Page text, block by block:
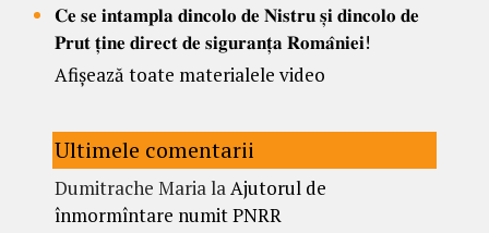
𝐂𝐞 𝐬𝐞 𝐢𝐧𝐭𝐚𝐦𝐩𝐥𝐚 𝐝𝐢𝐧𝐜𝐨𝐥𝐨 𝐝𝐞 𝐍𝐢𝐬𝐭𝐫𝐮 𝐬̦𝐢 𝐝𝐢𝐧𝐜𝐨𝐥𝐨 𝐝𝐞
𝐏𝐫𝐮𝐭 𝐭̦𝐢𝐧𝐞 𝐝𝐢𝐫𝐞𝐜𝐭 𝐝𝐞 𝐬𝐢𝐠𝐮𝐫𝐚𝐧𝐭̦𝐚 𝐑𝐨𝐦𝐚̂𝐧𝐢𝐞𝐢!
Afișează toate materialele video
Ultimele comentarii
Dumitrache MarialaAjutorul de
înmormîntare numit PNRR